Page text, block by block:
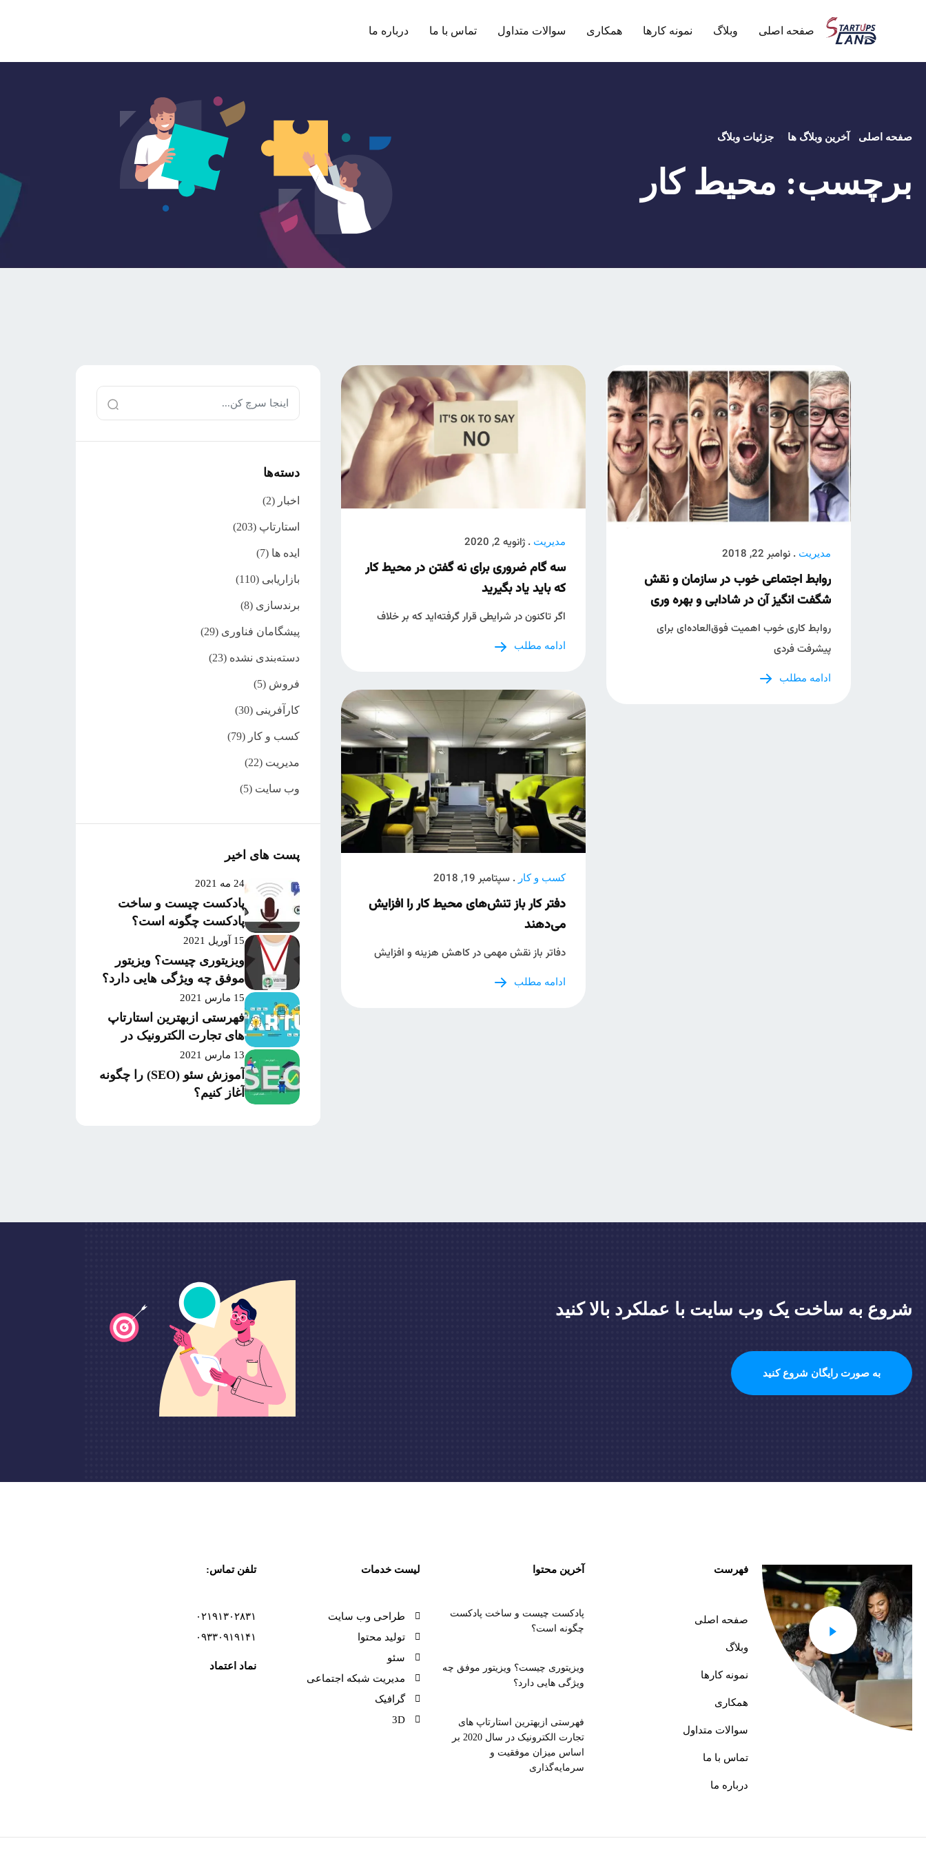
صفحه اصلی وبلاگ نمونه کارها همکاری سوالات متداول تماس با ما درباره ما
صفحه اصلی آخرین وبلاگ ها جزئیات وبلاگ
برچسب: محیط کار
مدیریت . ژانویه 2, 2020
سه گام ضروری برای نه گفتن در محیط کار
که باید یاد بگیرید
اگر تاکنون در شرایطی قرار گرفته‌اید که بر خلاف
ادامه مطلب
مدیریت . نوامبر 22, 2018
روابط اجتماعی خوب در سازمان و نقش
شگفت انگیز آن در شادابی و بهره وری
روابط کاری خوب اهمیت فوق‌العاده‌ای برای
پیشرفت فردی
ادامه مطلب
کسب و کار . سپتامبر 19, 2018
دفتر کار باز تنش‌های محیط کار را افزایش
می‌دهند
دفاتر باز نقش مهمی در کاهش هزینه‌ و افزایش
ادامه مطلب
دسته‌ها
اخبار (2)
استارتاپ (203)
ایده ها (7)
بازاریابی (110)
برندسازی (8)
پیشگامان فناوری (29)
دسته‌بندی نشده (23)
فروش (5)
کارآفرینی (30)
کسب و کار (79)
مدیریت (22)
وب سایت (5)
پست های اخیر
24 مه 2021
پادکست چیست و ساخت
پادکست چگونه است؟
15 آوریل 2021
ویزیتوری چیست؟ ویزیتور
موفق چه ویژگی هایی دارد؟
15 مارس 2021
فهرستی ازبهترین استارتاپ
های تجارت الکترونیک در
سال 2020 بر اساس میزان
موفقیت و سرمایه‌گذاری
13 مارس 2021
آموزش سئو (SEO) را چگونه
آغاز کنیم؟
شروع به ساخت یک وب سایت با عملکرد بالا کنید
به صورت رایگان شروع کنید
فهرست
صفحه اصلی
وبلاگ
نمونه کارها
همکاری
سوالات متداول
تماس با ما
درباره ما
آخرین محتوا
پادکست چیست و ساخت پادکست
چگونه است؟
ویزیتوری چیست؟ ویزیتور موفق چه
ویژگی هایی دارد؟
فهرستی ازبهترین استارتاپ های
تجارت الکترونیک در سال 2020 بر
اساس میزان موفقیت و
سرمایه‌گذاری
لیست خدمات
طراحی وب سایت
تولید محتوا
سئو
مدیریت شبکه اجتماعی
گرافیک
3D
تلفن تماس:
۰۲۱۹۱۳۰۲۸۳۱
۰۹۳۳۰۹۱۹۱۴۱
نماد اعتماد